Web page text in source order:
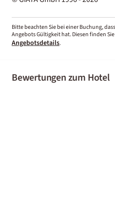
Bitte beachten Sie bei einer Buchung,
Angebots Gültigkeit hat. Diesen finden
Angebotsdetails.
Bewertungen zum Hotel